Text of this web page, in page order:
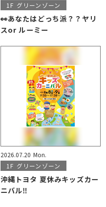
1F グリーンゾーン
👀あなたはどっち派？？ヤリ
スor ルーミー
2026.07.20 Mon.
1F グリーンゾーン
沖縄トヨタ 夏休みキッズカー
ニバル‼️